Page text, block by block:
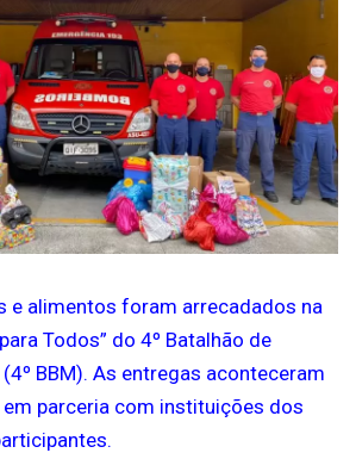
e alimentos foram arrecadados na
Todos” do 4º Batalhão de
BBM). As entregas aconteceram
parceria com instituições dos